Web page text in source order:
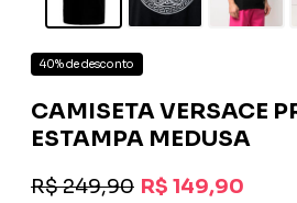
40% de desconto
CAMISETA VERSACE
ESTAMPA MEDUSA
R$ 249,90 R$ 149,90